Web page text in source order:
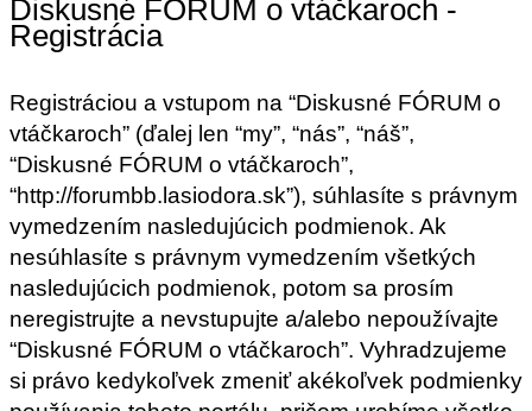
Diskusné FÓRUM o vtáčkaroch -
Registrácia
Registráciou a vstupom na “Diskusné FÓRUM o
vtáčkaroch” (ďalej len “my”, “nás”, “náš”,
“Diskusné FÓRUM o vtáčkaroch”,
“http://forumbb.lasiodora.sk”), súhlasíte s právnym
vymedzením nasledujúcich podmienok. Ak
nesúhlasíte s právnym vymedzením všetkých
nasledujúcich podmienok, potom sa prosím
neregistrujte a nevstupujte a/alebo nepoužívajte
“Diskusné FÓRUM o vtáčkaroch”. Vyhradzujeme
si právo kedykoľvek zmeniť akékoľvek podmienky